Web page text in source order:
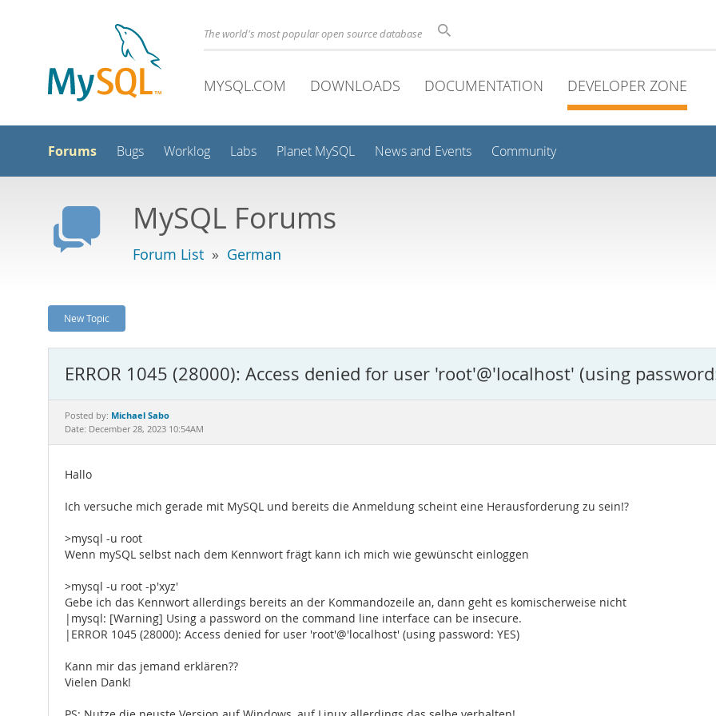
The world's most popular open source database
MYSQL.COM DOWNLOADS DOCUMENTATION DEVELOPER ZONE
Forums Bugs Worklog Labs Planet MySQL News and Events Community
MySQL Forums
Forum List » German
New Topic
ERROR 1045 (28000): Access denied for user 'root'@'localhost' (using password:
Posted by: Michael Sabo
Date: December 28, 2023 10:54AM
Hallo
Ich versuche mich gerade mit MySQL und bereits die Anmeldung scheint eine Herausforderung zu sein!?
>mysql -u root
Wenn mySQL selbst nach dem Kennwort frägt kann ich mich wie gewünscht einloggen
>mysql -u root -p'xyz'
Gebe ich das Kennwort allerdings bereits an der Kommandozeile an, dann geht es komischerweise nicht
|mysql: [Warning] Using a password on the command line interface can be insecure.
|ERROR 1045 (28000): Access denied for user 'root'@'localhost' (using password: YES)
Kann mir das jemand erklären??
Vielen Dank!